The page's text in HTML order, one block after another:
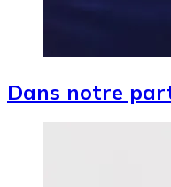
Dans notre